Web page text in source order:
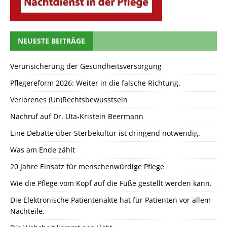
NEUESTE BEITRÄGE
Verunsicherung der Gesundheitsversorgung
Pflegereform 2026: Weiter in die falsche Richtung.
Verlorenes (Un)Rechtsbewusstsein
Nachruf auf Dr. Uta-Kristein Beermann
Eine Debatte über Sterbekultur ist dringend notwendig.
Was am Ende zählt
20 Jahre Einsatz für menschenwürdige Pflege
Wie die Pflege vom Kopf auf die Füße gestellt werden kann.
Die Elektronische Patientenakte hat für Patienten vor allem
Nachteile.